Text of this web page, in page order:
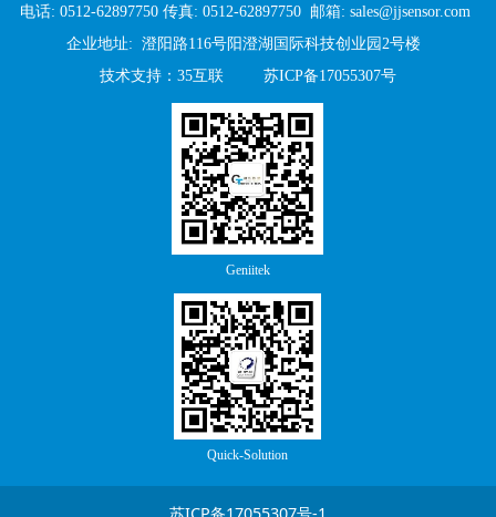
电话: 0512-62897750 传真: 0512-62897750 邮箱: sales@jjsensor.com
企业地址: 澄阳路116号阳澄湖国际科技创业园2号楼
技术支持： 35互联 苏ICP备17055307号
Geniitek
Quick-Solution